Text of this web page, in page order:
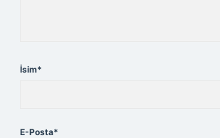
İsim*
E-Posta*